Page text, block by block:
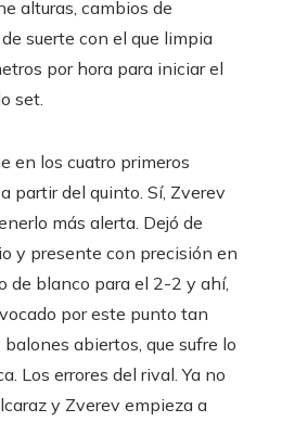
alturas, cambios de
suerte con el que limpia
por hora para iniciar el
set.
en los cuatro primeros
partir del quinto. Sí, Zverev
más alerta. Dejó de
y presente con precisión en
de blanco para el 2-2 y ahí,
por este punto tan
abiertos, que sufre lo
Los errores del rival. Ya no
y Zverev empieza a